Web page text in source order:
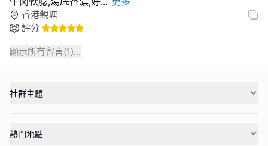
香港觀塘
評分
顯示所有留言(1)...
社群主題
熱門地點